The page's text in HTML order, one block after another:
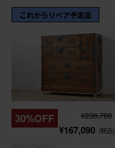
これからリペア予定品
30%OFF ¥238,700
¥167,090 (税込)